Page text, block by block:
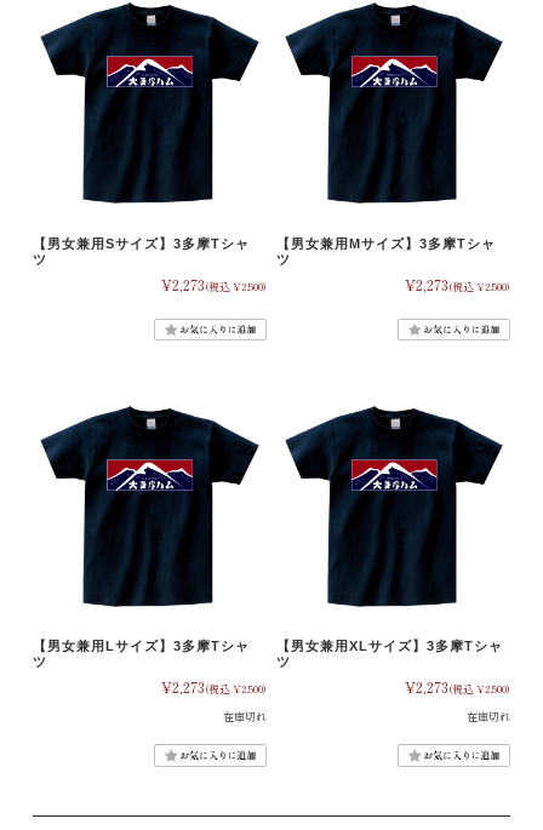
【男女兼用Sサイズ】3多摩Tシャ
ツ
¥2,273(税込 ¥2,500)
【男女兼用Mサイズ】3多摩Tシャ
ツ
¥2,273(税込 ¥2,500)
【男女兼用Lサイズ】3多摩Tシャ
ツ
¥2,273(税込 ¥2,500)
在庫切れ
【男女兼用XLサイズ】3多摩Tシャ
ツ
¥2,273(税込 ¥2,500)
在庫切れ